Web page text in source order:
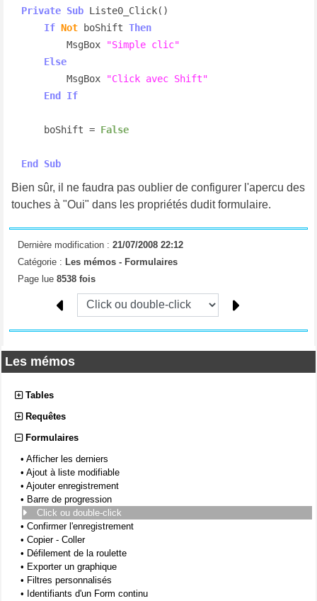
Les mémos
Tables
Requêtes
Formulaires
• Afficher les derniers
• Ajout à liste modifiable
• Ajouter enregistrement
• Barre de progression
Click ou double-click
• Confirmer l'enregistrement
• Copier - Coller
• Défilement de la roulette
• Exporter un graphique
• Filtres personnalisés
• Identifiants d'un Form continu
Private Sub Liste0_Click()
If Not boShift Then
        MsgBox
"Simple clic"
Else
        MsgBox
"Click avec Shift"
End If
    boShift =
False
End Sub
Bien sûr, il ne faudra pas oublier de configurer l'apercu des
touches à "Oui" dans les propriétés dudit formulaire.
Dernière modification : 21/07/2008 22:12
Catégorie : Les mémos - Formulaires
Page lue 8538 fois